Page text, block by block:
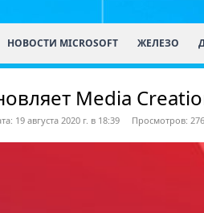
НОВОСТИ MICROSOFT ЖЕЛЕЗО
Media
19 августа 2020 г. в 18:39 Просмотров: